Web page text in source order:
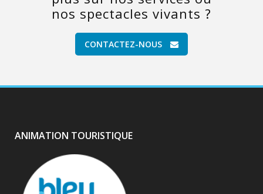
nos spectacles vivants ?
CONTACTEZ-NOUS
ANIMATION TOURISTIQUE